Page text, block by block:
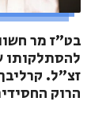
להסתלקותו
זצ"ל.
הרוק